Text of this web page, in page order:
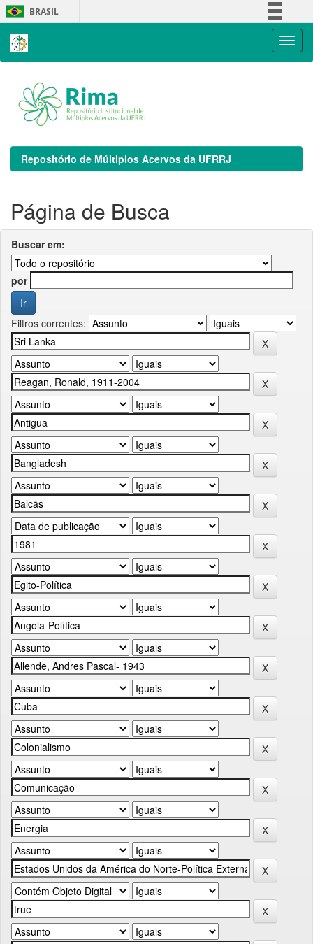
Skip
navigation
BRASIL
Repositório de Múltiplos Acervos da UFRRJ
Página de Busca
Buscar em:
por
Filtros correntes: